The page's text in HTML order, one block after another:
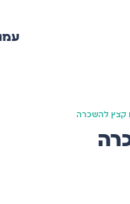
קצץ להשכרה